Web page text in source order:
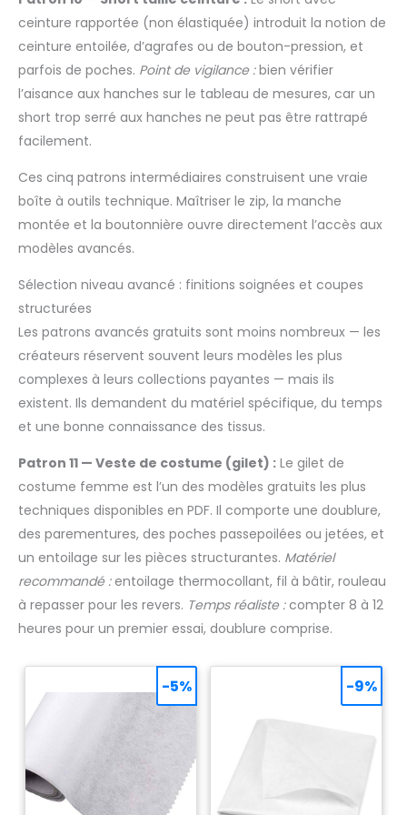
faire part de vos suggestions, qui nous aideront à améliorer
nos produits.
ceinture rapportée (non élastiquée) introduit la notion de
ceinture entoilée, d’agrafes ou de bouton-pression, et
parfois de poches. Point de vigilance :bien vérifier
l’aisance aux hanches sur le tableau de mesures, car un
short trop serré aux hanches ne peut pas être rattrapé
facilement.
Ces cinq patrons intermédiaires construisent une vraie
boîte à outils technique. Maîtriser le zip, la manche
montée et la boutonnière ouvre directement l’accès aux
modèles avancés.
Sélection niveau avancé : finitions soignées et coupes
structurées
Les patrons avancés gratuits sont moins nombreux — les
créateurs réservent souvent leurs modèles les plus
complexes à leurs collections payantes — mais ils
existent. Ils demandent du matériel spécifique, du temps
et une bonne connaissance des tissus.
Patron 11 — Veste de costume (gilet) : Le gilet de
costume femme est l’un des modèles gratuits les plus
techniques disponibles en PDF. Il comporte une doublure,
des parementures, des poches passepoilées ou jetées, et
un entoilage sur les pièces structurantes. Matériel
recommandé :entoilage thermocollant, fil à bâtir, rouleau
à repasser pour les revers. Temps réaliste :compter 8 à 12
heures pour un premier essai, doublure comprise.
-5% -9%